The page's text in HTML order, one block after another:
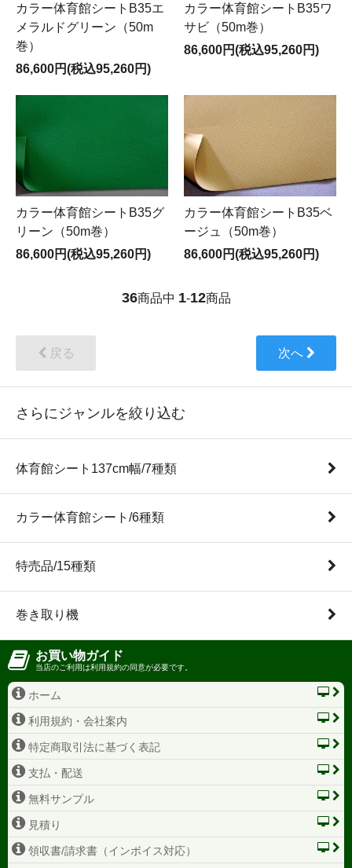
カラー体育館シートB35エ
メラルドグリーン（50m
巻）
86,600円(税込95,260円)
カラー体育館シートB35ワ
サビ（50m巻）
86,600円(税込95,260円)
カラー体育館シートB35グ
リーン（50m巻）
86,600円(税込95,260円)
カラー体育館シートB35ベ
ージュ（50m巻）
86,600円(税込95,260円)
36商品中 1-12商品
戻る 次へ
さらにジャンルを絞り込む
体育館シート137cm幅/7種類
カラー体育館シート/6種類
特売品/15種類
巻き取り機
お買い物ガイド
当店のご利用は利用規約の同意が必要です。
ホーム
利用規約・会社案内
特定商取引法に基づく表記
支払・配送
無料サンプル
見積り
領収書/請求書（インボイス対応）